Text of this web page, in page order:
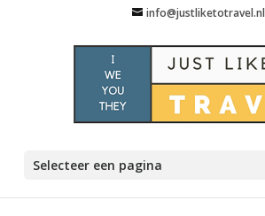
info@justliketotravel.nl
Selecteer een pagina